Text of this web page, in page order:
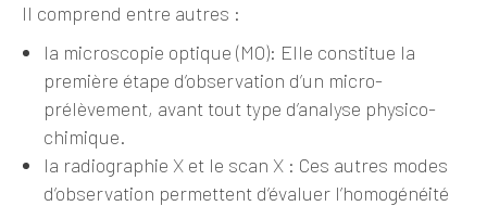
Il comprend entre autres :
la microscopie optique (MO): Elle constitue la
première étape d’observation d’un micro-
prélèvement, avant tout type d’analyse physico-
chimique.
la radiographie X et le scan X : Ces autres modes
d’observation permettent d’évaluer l’homogénéité